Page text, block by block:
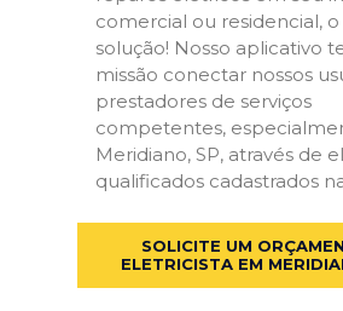
comercial ou residencial, o
solução! Nosso aplicativo
missão conectar nossos
prestadores de serviços
competentes,
Meridiano, SP, através de
qualificados cadastrados
SOLICITE UM
ELETRICISTA EM